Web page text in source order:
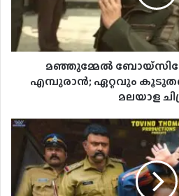
മഞ്ഞുമ്മേൽ
എമ്പുരാൻ; ഏറ്റവും
മലയാള